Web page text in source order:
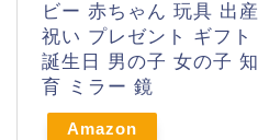
ビー 赤ちゃん 玩具 出産
祝い プレゼント ギフト
誕生日 男の子 女の子 知
育 ミラー 鏡
Amazon